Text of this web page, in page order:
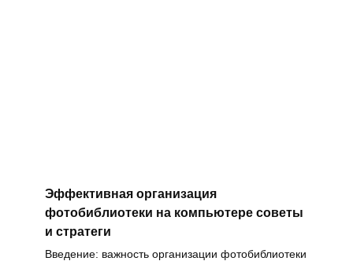
Эффективная организация
фотобиблиотеки на компьютере советы
и стратеги
Введение: важность организации фотобиблиотеки